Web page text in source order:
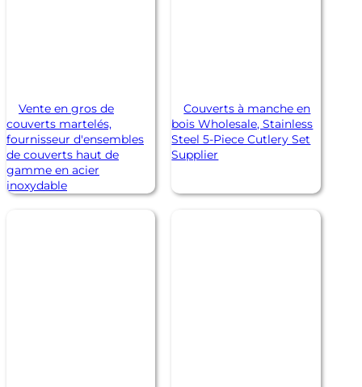
Vente en gros de
couverts martelés,
fournisseur d'ensembles
de couverts haut de
gamme en acier
inoxydable
Couverts à manche en
bois Wholesale, Stainless
Steel 5-Piece Cutlery Set
Supplier